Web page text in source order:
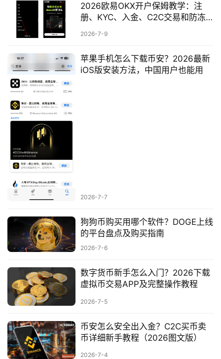
币
种
新
见
问
题
易
所
续
费
算
定
算
器
2026欧易OKX开户保姆教学：注
册、KYC、入金、C2C交易和防冻
2026-7-9
苹果手机怎么下载币安？2026最新
iOS版安装方法，中国用户也能用
2026-7-7
狗狗币购买用哪个软件？DOGE上线
的平台盘点及购买指南
2026-7-6
数字货币新手怎么入门？2026下载
虚拟币交易APP及完整操作教程
2026-7-5
币安怎么安全出入金？C2C买币卖
币详细新手教程（2026图文版）
2026-7-4